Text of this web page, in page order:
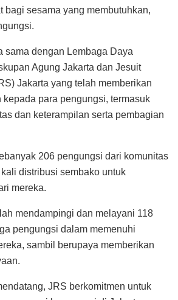
bagi sesama yang membutuhkan,
sama dengan Lembaga Daya
Agung Jakarta dan Jesuit
Jakarta yang telah memberikan
kepada para pengungsi, termasuk
dan keterampilan serta pembagian
206 pengungsi dari komunitas
distribusi sembako untuk
mereka.
mendampingi dan melayani 118
pengungsi dalam memenuhi
sambil berupaya memberikan
JRS berkomitmen untuk